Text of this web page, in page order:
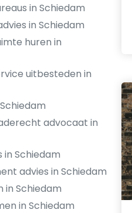
in Schiedam
in Schiedam
huren in
uitbesteden in
advocaat in
in Schiedam
advies in Schiedam
in Schiedam
in Schiedam